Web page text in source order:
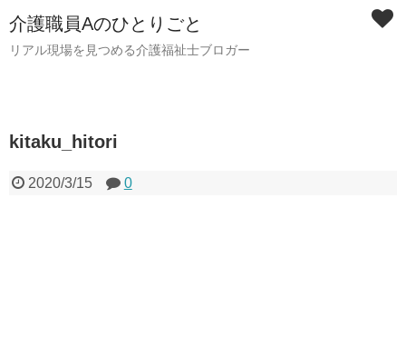
介護職員Aのひとりごと
リアル現場を見つめる介護福祉士ブロガー
kitaku_hitori
2020/3/15 0